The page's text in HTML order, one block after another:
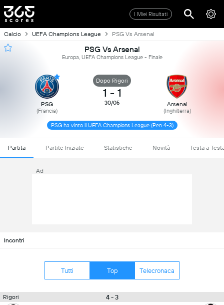
I Miei Risultati
Calcio UEFA Champions League PSG Vs Arsenal
PSG Vs Arsenal
Europa, UEFA Champions League - Finale
PSG
(Francia)
Dopo Rigori
1 - 1
30/05 Arsenal
(Inghilterra)
PSG ha vinto il UEFA Champions League (Pen 4-3)
Partita Partite Iniziate Statistiche Novità Testa a
Ad
Incontri
Tutti Top Telecronaca
Rigori 4 - 3